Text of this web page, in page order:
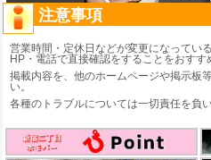
注意事項
営業時間・定休日などが変更になってい
HP・電話で直接確認をすることをおすす
掲載内容を、他のホームページや掲示板
い。
各種のトラブルについては一切責任を負い